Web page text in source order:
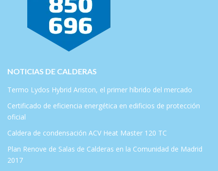
NOTICIAS DE CALDERAS
Termo Lydos Hybrid Ariston, el primer híbrido del mercado
Certificado de eficiencia energética en edificios de protección
oficial
Caldera de condensación ACV Heat Master 120 TC
Plan Renove de Salas de Calderas en la Comunidad de Madrid
2017